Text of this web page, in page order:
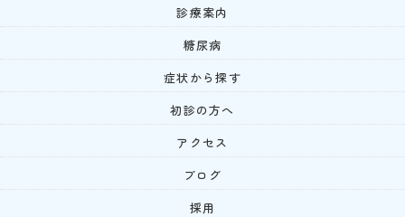
診療案内
糖尿病
症状から探す
初診の方へ
アクセス
ブログ
採用